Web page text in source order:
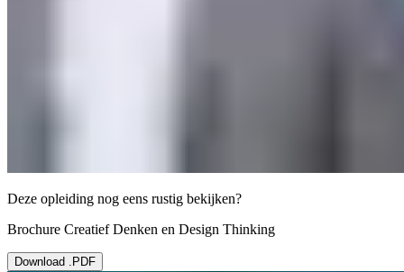
Deze opleiding nog eens rustig bekijken?
Brochure Creatief Denken en Design Thinking
Download .PDF